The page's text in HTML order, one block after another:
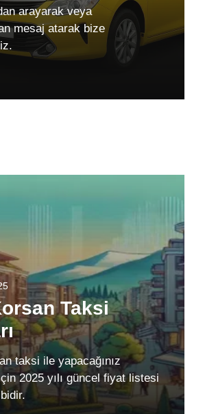
arayarak veya
mesaj atarak bize
Taksi
taksi ile yapacağınız
2025 yılı güncel fiyat listesi